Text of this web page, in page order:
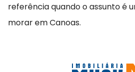
referência quando o assunto é
morar em Canoas.